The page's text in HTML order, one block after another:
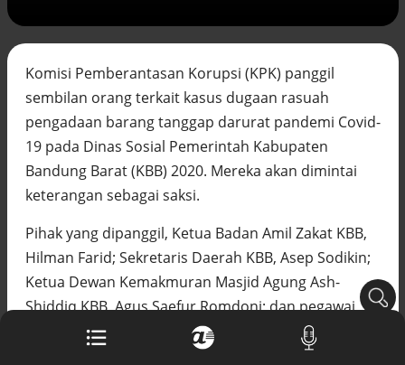
Komisi Pemberantasan Korupsi (KPK) panggil
sembilan orang terkait kasus dugaan rasuah
pengadaan barang tanggap darurat pandemi Covid-
19 pada Dinas Sosial Pemerintah Kabupaten
Bandung Barat (KBB) 2020. Mereka akan dimintai
keterangan sebagai saksi.
Pihak yang dipanggil, Ketua Badan Amil Zakat KBB,
Hilman Farid; Sekretaris Daerah KBB, Asep Sodikin;
Ketua Dewan Kemakmuran Masjid Agung Ash-
Shiddiq KBB, Agus Saefur Romdoni; dan pegawai
negeri sipil (PNS), A. Fauzan Azzima, Chandra
Kusuma, dan Aan Sopian Gentiana.
Alinea.id - Peristiwa
Akar persoalan berulangnya kekerasan
terhadap PMI di Malaysia
Alinea.id - Peristiwa
DPR minta penerbitan sertifikat pagar
laut diproses hukum
Alinea.id - Peristiwa
Mungkinkah duet Anies-Ahok terealisasi
di Pilpres 2029?
Alinea.id - Politik
Pemprov Sultra klarifikasi isu PT GKP,
imbau masyarakat hormati proses
Alinea.id - Peristiwa